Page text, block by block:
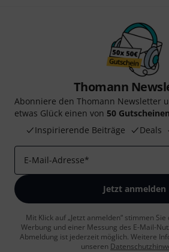
Thomann
Abonniere den Thomann Newsletter
etwas Glück einen von 50 Gutscheinen
Inspirierende Beiträge
Deals
E-Mail-Adresse*
Jetzt anmelden
Mit Klick auf „Jetzt anmelden“ stimmen
Werbung und einer Messung des E-Mail-
Abmeldung ist jederzeit möglich. Weitere
unseren